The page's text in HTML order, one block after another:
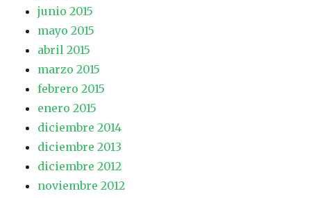
junio 2015
mayo 2015
abril 2015
marzo 2015
febrero 2015
enero 2015
diciembre 2014
diciembre 2013
diciembre 2012
noviembre 2012